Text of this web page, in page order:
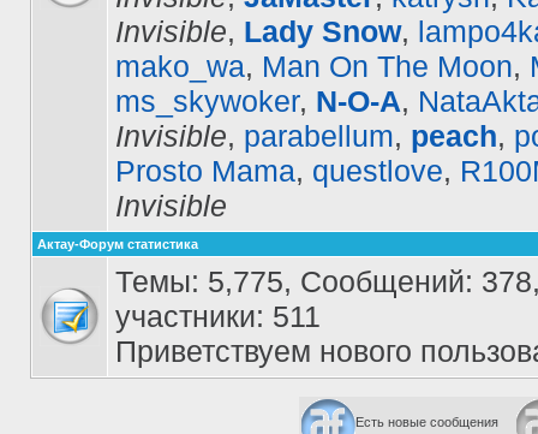
Invisible, Lady Snow,
mako_wa, Man On The Moon,
ms_skywoker, N-O-A,
Invisible, parabellum, peach,
Prosto Mama, questlove,
Invisible
Актау-Форум статистика
Темы: 5,775, Сообщений:
участники: 511
Приветствуем нового
Есть новые сообщения